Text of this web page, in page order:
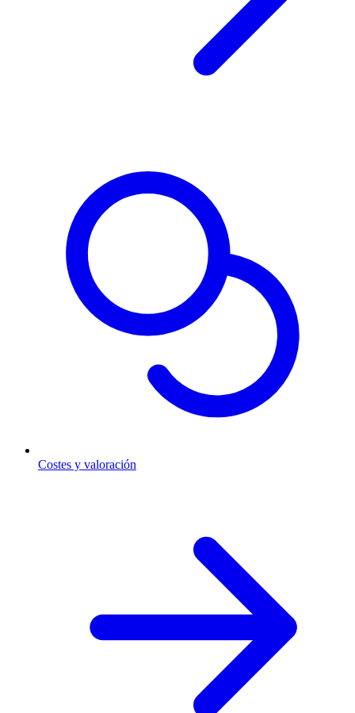
Costes y valoración